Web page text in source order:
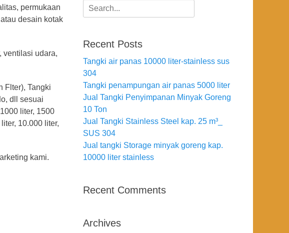
permukaan
desain kotak
ventilasi udara,
Flter), Tangki
dll sesuai
liter, 1500
10.000 liter,
kami.
Search
for:
Recent Posts
Tangki air panas 10000 liter-stainless sus
304
Tangki penampungan air panas 5000 liter
Jual Tangki Penyimpanan Minyak Goreng
10 Ton
Jual Tangki Stainless Steel kap. 25 m³_
SUS 304
Jual tangki Storage minyak goreng kap.
10000 liter stainless
Recent Comments
Archives